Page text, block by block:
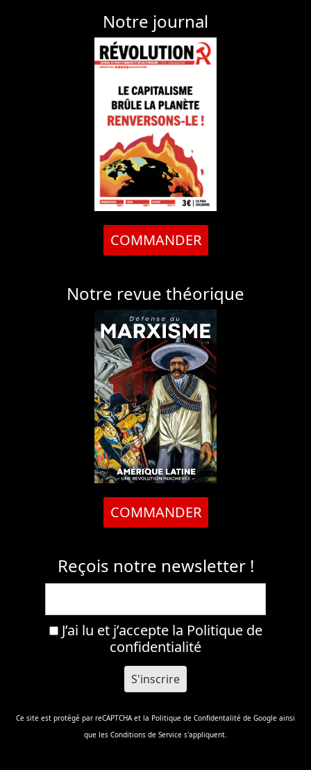
Notre journal
COMMANDER
Notre revue théorique
COMMANDER
Reçois notre newsletter !
J’ai lu et j’accepte la Politique de
confidentialité
Ce site est protégé par reCAPTCHA et la Politique de Confidentalité de Google ainsi
que les Conditions de Service s'appliquent.